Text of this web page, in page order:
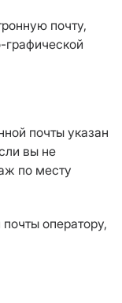
почту,
графической
почты указан
вы не
по месту
оператору,